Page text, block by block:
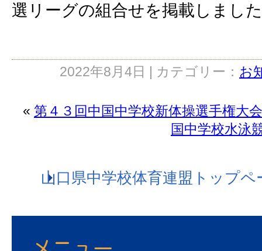
選リーグの組合せを掲載しまし
2022年8月4日 | カテゴリー： お
« 第４３回中国中学校新体操選手権大会
国中学校水泳
山口県中学校体育連盟トップペ